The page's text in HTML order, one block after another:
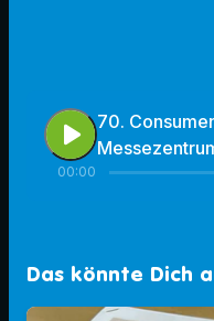
play_arrow
70.
00:00
Das könnte Dich